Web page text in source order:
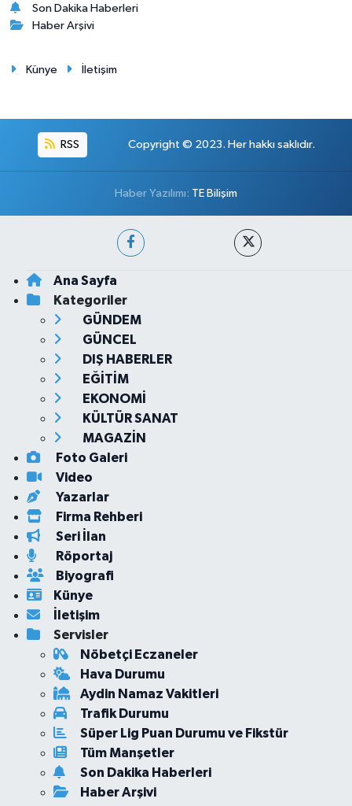
Son Dakika Haberleri
Haber Arşivi
Künye İletişim
RSS Copyright © 2023. Her hakkı saklıdır.
Haber Yazılımı: TE Bilişim
Ana Sayfa
Kategoriler
GÜNDEM
GÜNCEL
DIŞ HABERLER
EĞİTİM
EKONOMİ
KÜLTÜR SANAT
MAGAZİN
Foto Galeri
Video
Yazarlar
Firma Rehberi
Seri İlan
Röportaj
Biyografi
Künye
İletişim
Servisler
Nöbetçi Eczaneler
Hava Durumu
Aydin Namaz Vakitleri
Trafik Durumu
Süper Lig Puan Durumu ve Fikstür
Tüm Manşetler
Son Dakika Haberleri
Haber Arşivi